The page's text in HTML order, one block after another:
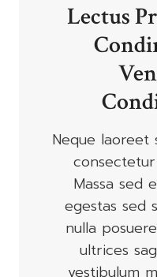
Lectus
Neque laoreet
Massa sed
egestas sed
nulla
ultrices
vestibulum